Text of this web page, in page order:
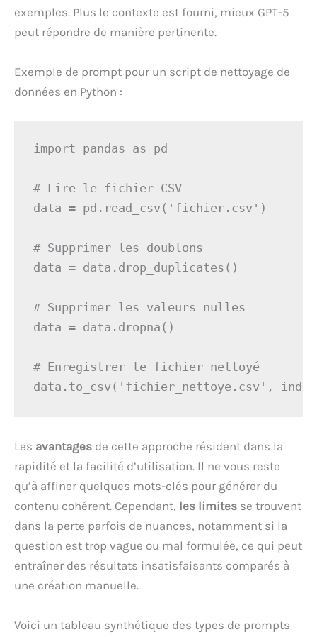
exemples. Plus le contexte est fourni, mieux GPT-5
peut répondre de manière pertinente.
Exemple de prompt pour un script de nettoyage de
données en Python :
import pandas as pd
# Lire le fichier CSV
data = pd.read_csv('fichier.csv')
# Supprimer les doublons
data = data.drop_duplicates()
# Supprimer les valeurs nulles
data = data.dropna()
# Enregistrer le fichier nettoyé
data.to_csv('fichier_nettoye.csv',
Les avantages de cette approche résident dans la
rapidité et la facilité d’utilisation. Il ne vous reste
qu’à affiner quelques mots-clés pour générer du
contenu cohérent. Cependant, les limites se trouvent
dans la perte parfois de nuances, notamment si la
question est trop vague ou mal formulée, ce qui peut
entraîner des résultats insatisfaisants comparés à
une création manuelle.
Voici un tableau synthétique des types de prompts